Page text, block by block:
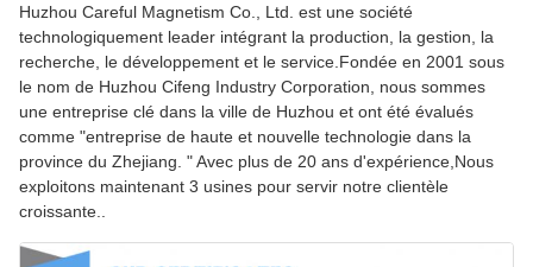
Huzhou Careful Magnetism Co., Ltd. est une société
technologiquement leader intégrant la production, la gestion, la
recherche, le développement et le service.Fondée en 2001 sous
le nom de Huzhou Cifeng Industry Corporation, nous sommes
une entreprise clé dans la ville de Huzhou et ont été évalués
comme "entreprise de haute et nouvelle technologie dans la
province du Zhejiang. " Avec plus de 20 ans d'expérience,Nous
exploitons maintenant 3 usines pour servir notre clientèle
croissante..